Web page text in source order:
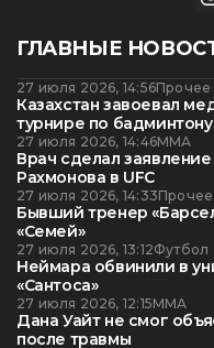
ГЛАВНЫЕ
27 июля 2026, 14:56Прочее
Казахстан завоевал
турнире по бадминтону
27 июля 2026, 14:46ММА
Врач сделал
Рахмонова в UFC
27 июля 2026, 14:33Прочее
Бывший тренер
«Семей»
27 июля 2026, 13:12Футбол
Неймара обвинили в
«Сантоса»
27 июля 2026, 12:15ММА
Дана Уайт не смог
после травмы